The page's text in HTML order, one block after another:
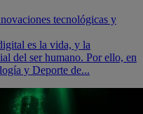
tecnológicas y
es la vida, y la
del ser humano. Por ello, en
y Deporte de...